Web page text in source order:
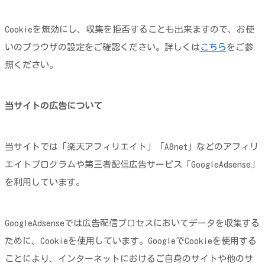
Cookieを無効にし、収集を拒否することも出来ますので、お使
いのブラウザの設定をご確認ください。詳しくは こちら をご参
照ください。
当サイトの広告について
当サイトでは「楽天アフィリエイト」「A8net」などのアフィリ
エイトプログラムや第三者配信広告サービス「GoogleAdsense」
を利用しています。
GoogleAdsenseでは広告配信プロセスにおいてデータを収集する
ために、Cookieを使用しています。GoogleでCookieを使用する
ことにより、インターネットにおけるご自身のサイトや他のサ